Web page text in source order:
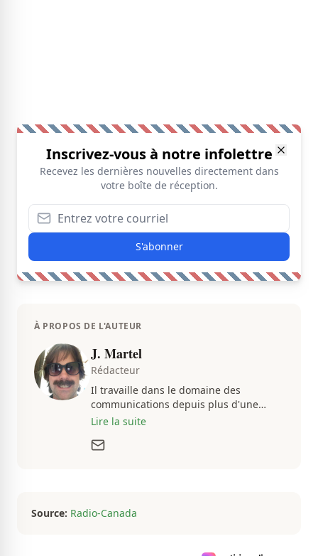
Inscrivez-vous à notre infolettre
Recevez les dernières nouvelles directement dans
votre boîte de réception.
S'abonner
À PROPOS DE L'AUTEUR
J. Martel
Rédacteur
Il travaille dans le domaine des
communications depuis plus d'une
dizaine d'années, en plus d'être
actualités. Autant intéressé par les
Lire la suite
Source: Radio-Canada